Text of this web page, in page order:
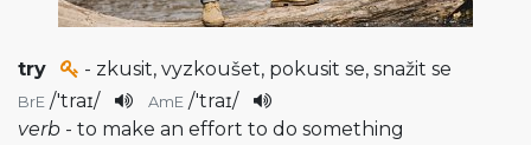
try - zkusit, vyzkoušet, pokusit se, snažit se
BrE /'traɪ/ AmE /'traɪ/
verb - to make an effort to do something